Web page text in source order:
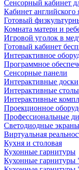
Сенсорный кабинет
Кабинет английского
Готовый
Комната матери и
Игровой уголок в
Готовый кабинет
Интерактивное
Программное
Сенсорные панели
Интерактивные доски
Интерактивные столы
Интерактивные
Проекционное
Профессиональные
Светодиодные экраны
Виртуальная
Кухня и столовая
Кухонные гарнитуры
Кухонные